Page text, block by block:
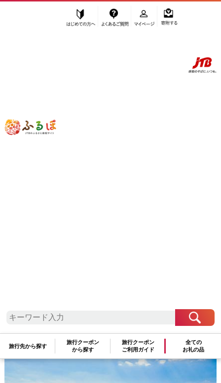
ふるぽ JTBのふるさと納税サイト
旅行先から探す
旅行クーポン
から探す
旅行クーポン
ご利用ガイド
全ての
お礼の品